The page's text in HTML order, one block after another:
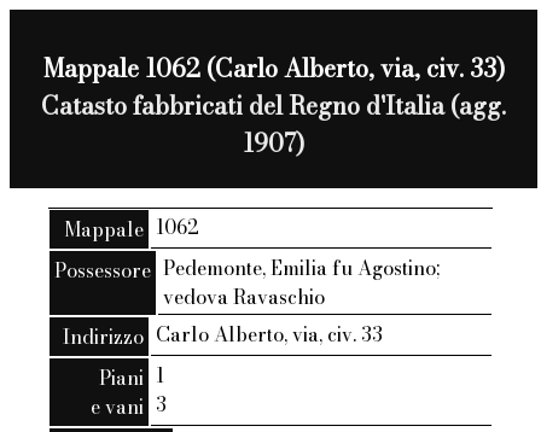
Mappale 1062 (Carlo Alberto, via, civ. 33)
Catasto fabbricati del Regno d'Italia (agg.
1907)
Mappale 1062
Possessore Pedemonte, Emilia fu Agostino;
vedova Ravaschio
Indirizzo Carlo Alberto, via, civ. 33
Piani
e vani
1
3